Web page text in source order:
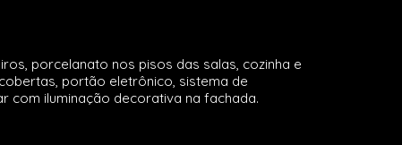
porcelanato nos pisos das salas, cozinha e
portão eletrônico, sistema de
com iluminação decorativa na fachada.